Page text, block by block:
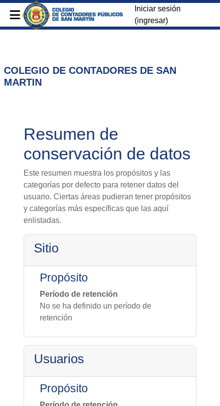
Iniciar sesión
(ingresar)
COLEGIO DE CONTADORES DE SAN
MARTIN
Resumen de
conservación de datos
Este resumen muestra los propósitos y las
categorías por defecto para retener datos del
usuario. Ciertas áreas pudieran tener propósitos
y categorías más específicas que las aquí
enlistadas.
Sitio
Propósito
Período de retención
No se ha definido un período de
retención
Usuarios
Propósito